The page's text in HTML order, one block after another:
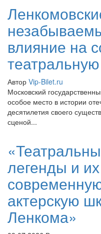
влияние на
Автор Vip-Bilet.ru
Московский
особое место в истории
десятилетия своего
сценой...
легенды и
актерскую
Ленкома»